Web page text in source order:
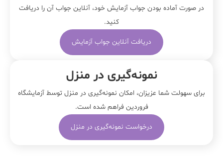
در صورت آماده بودن جواب آزمایش خود، آنلاین جواب‌ آن را دریافت
کنید.
دریافت آنلاین جواب آزمایش
نمونه‌‌گیری در منزل
برای سهولت شما عزیزان، امکان نمونه‌گیری در منزل توسط آزمایشگاه
فروردین فراهم شده است.
درخواست نمونه‌گیری در منزل